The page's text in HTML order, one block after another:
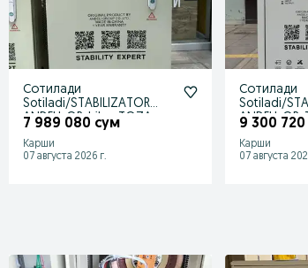
Сотилади
Sotiladi/STABILIZATOR
ANDELI-QR-bilan TOZA
Original SVC-40kva
7 989 080 сум
Карши
07 августа 2026 г.
Сотилади
Sotiladi/
ANDELI-
SVC-30 kva
9 300
Карши
07 августа